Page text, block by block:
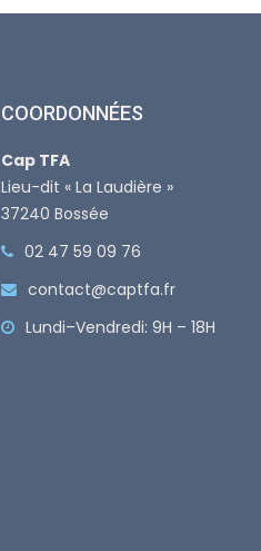
COORDONNÉES
Cap TFA
Lieu-dit « La Laudière »
37240 Bossée
02 47 59 09 76
contact@captfa.fr
Lundi–Vendredi: 9H – 18H